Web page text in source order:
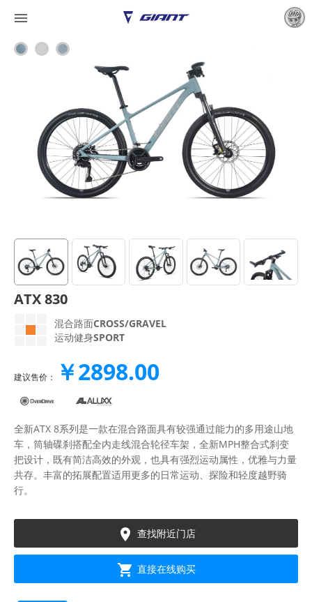

ATX 830
混合路面CROSS/GRAVEL
运动健身SPORT
建议售价： ￥2898.00
全新ATX 8系列是一款在混合路面具有较强通过能力的多用途山地
车，筒轴碟刹搭配全内走线混合轮径车架，全新MPH整合式刹变
把设计，既有简洁高效的外观，也具有强烈运动属性，优雅与力量
共存。丰富的拓展配置适用更多的日常运动、探险和轻度越野骑
行。
 查找附近门店
 直接在线购买